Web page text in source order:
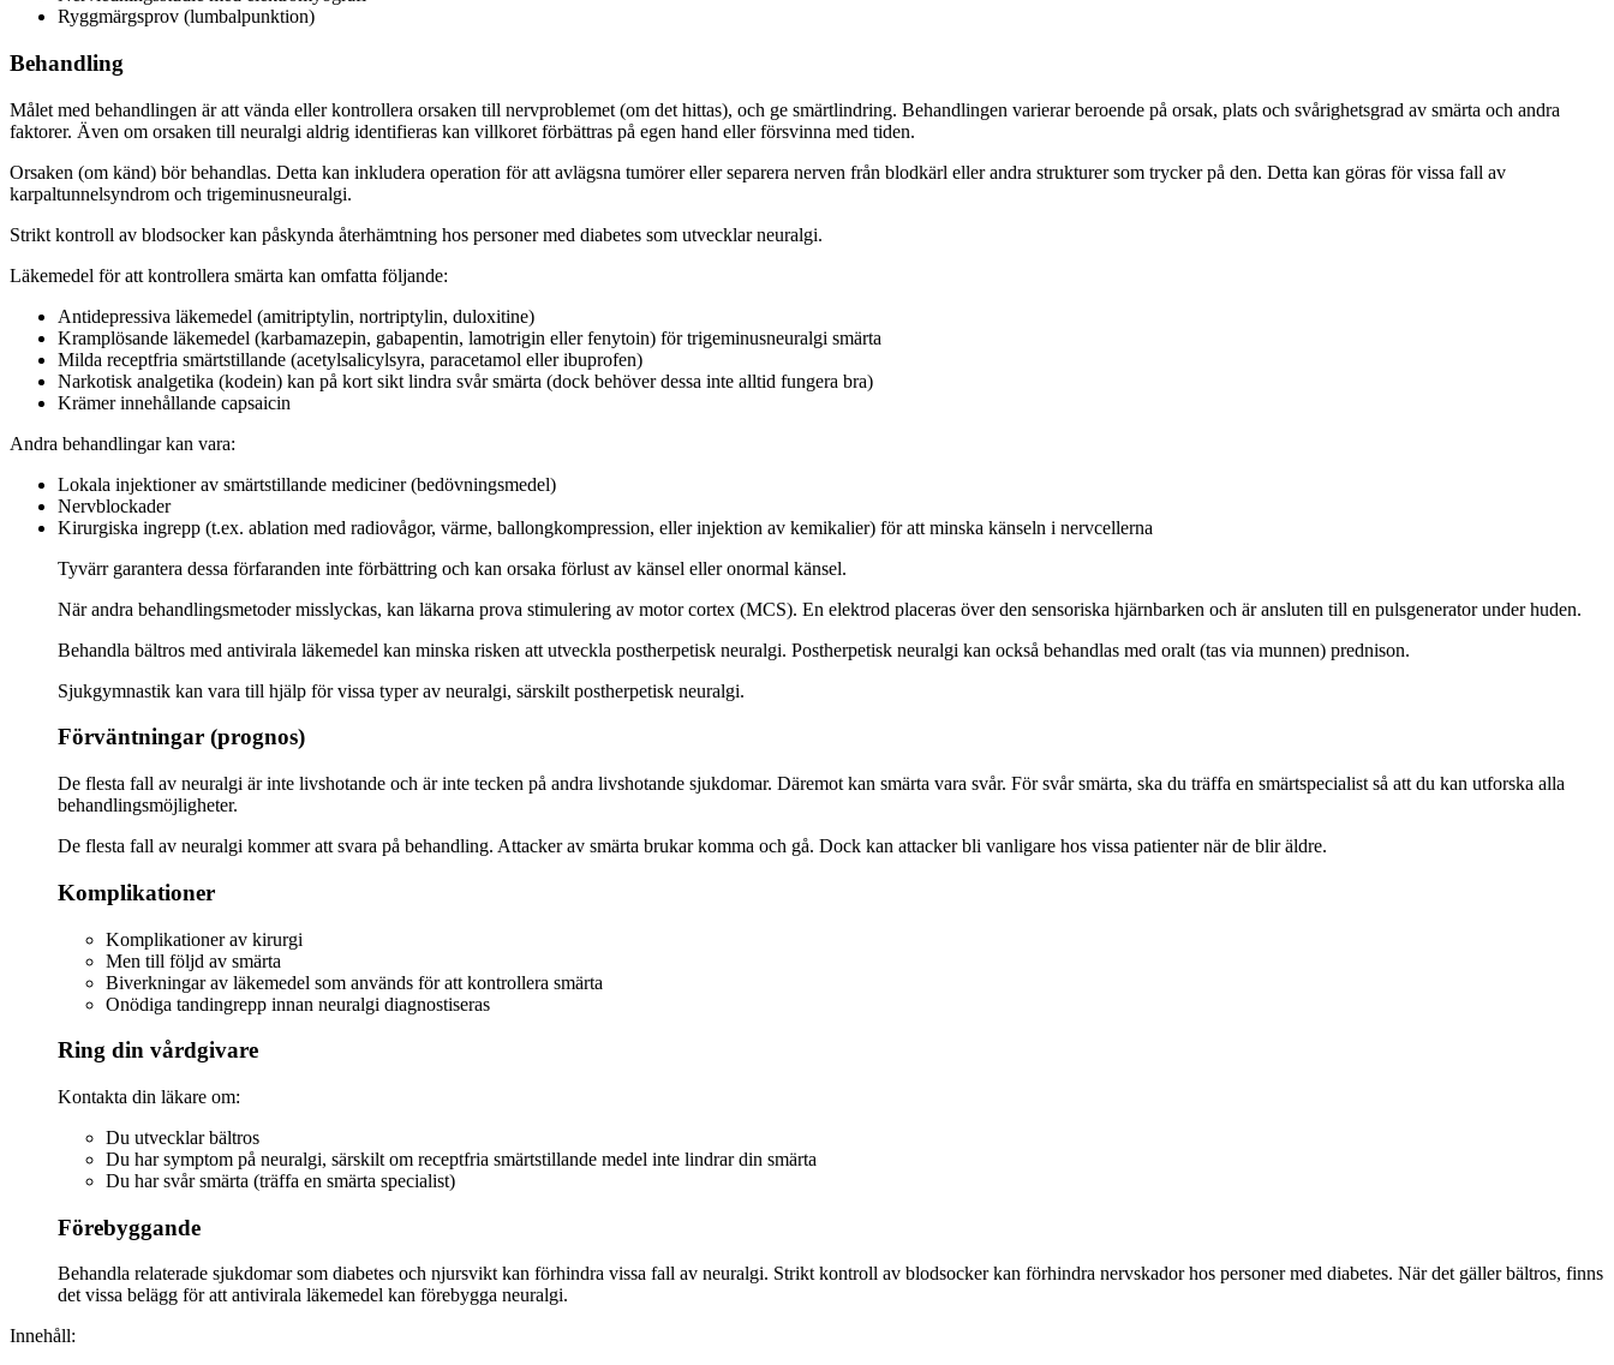
Ryggmärgsprov (lumbalpunktion)
Behandling
Målet med behandlingen är att vända eller kontrollera orsaken till nervproblemet (om det hittas), och ge smärtlindring. Behandlingen varierar beroende på orsak, plats och svårighetsgrad av smärta och andra
faktorer. Även om orsaken till neuralgi aldrig identifieras kan villkoret förbättras på egen hand eller försvinna med tiden.
Orsaken (om känd) bör behandlas. Detta kan inkludera operation för att avlägsna tumörer eller separera nerven från blodkärl eller andra strukturer som trycker på den. Detta kan göras för vissa fall av
karpaltunnelsyndrom och trigeminusneuralgi.
Strikt kontroll av blodsocker kan påskynda återhämtning hos personer med diabetes som utvecklar neuralgi.
Läkemedel för att kontrollera smärta kan omfatta följande:
Antidepressiva läkemedel (amitriptylin, nortriptylin, duloxitine)
Kramplösande läkemedel (karbamazepin, gabapentin, lamotrigin eller fenytoin) för trigeminusneuralgi smärta
Milda receptfria smärtstillande (acetylsalicylsyra, paracetamol eller ibuprofen)
Narkotisk analgetika (kodein) kan på kort sikt lindra svår smärta (dock behöver dessa inte alltid fungera bra)
Krämer innehållande capsaicin
Andra behandlingar kan vara:
Lokala injektioner av smärtstillande mediciner (bedövningsmedel)
Nervblockader
Kirurgiska ingrepp (t.ex. ablation med radiovågor, värme, ballongkompression, eller injektion av kemikalier) för att minska känseln i nervcellerna
Tyvärr garantera dessa förfaranden inte förbättring och kan orsaka förlust av känsel eller onormal känsel.
När andra behandlingsmetoder misslyckas, kan läkarna prova stimulering av motor cortex (MCS). En elektrod placeras över den sensoriska hjärnbarken och är ansluten till en pulsgenerator under huden.
Behandla bältros med antivirala läkemedel kan minska risken att utveckla postherpetisk neuralgi. Postherpetisk neuralgi kan också behandlas med oralt (tas via munnen) prednison.
Sjukgymnastik kan vara till hjälp för vissa typer av neuralgi, särskilt postherpetisk neuralgi.
Förväntningar (prognos)
De flesta fall av neuralgi är inte livshotande och är inte tecken på andra livshotande sjukdomar. Däremot kan smärta vara svår. För svår smärta, ska du träffa en smärtspecialist så att du kan utforska alla
behandlingsmöjligheter.
De flesta fall av neuralgi kommer att svara på behandling. Attacker av smärta brukar komma och gå. Dock kan attacker bli vanligare hos vissa patienter när de blir äldre.
Komplikationer
Komplikationer av kirurgi
Men till följd av smärta
Biverkningar av läkemedel som används för att kontrollera smärta
Onödiga tandingrepp innan neuralgi diagnostiseras
Ring din vårdgivare
Kontakta din läkare om:
Du utvecklar bältros
Du har symptom på neuralgi, särskilt om receptfria smärtstillande medel inte lindrar din smärta
Du har svår smärta (träffa en smärta specialist)
Förebyggande
Behandla relaterade sjukdomar som diabetes och njursvikt kan förhindra vissa fall av neuralgi. Strikt kontroll av blodsocker kan förhindra nervskador hos personer med diabetes. När det gäller bältros, finns
det vissa belägg för att antivirala läkemedel kan förebygga neuralgi.
Innehåll: